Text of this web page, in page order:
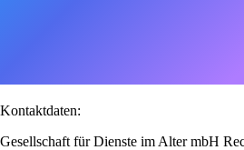
Kontaktdaten:
Gesellschaft für Dienste im Alter mbH